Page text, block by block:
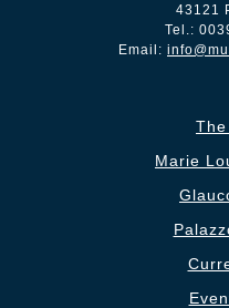
43121
Tel.:
Email:
Marie